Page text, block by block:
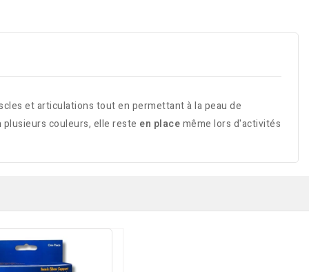
et articulations tout en permettant à la peau de
couleurs, elle reste en placemême lors d'activités